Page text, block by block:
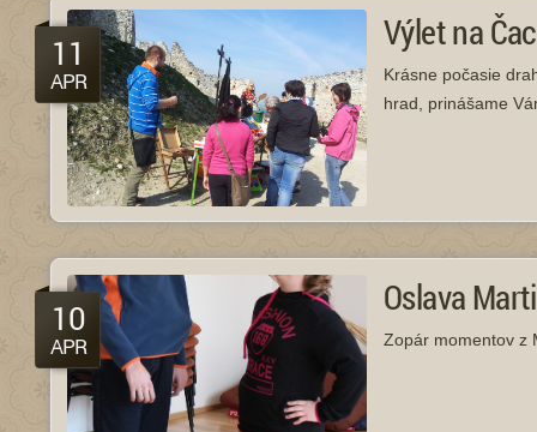
11
APR
Výlet na
Krásne počasie
hrad, prinášame
10
APR
Oslava
Zopár momentov z